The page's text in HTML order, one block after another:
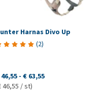
Harnas Divo Up
(2)
- € 63,55
46,55 / st)